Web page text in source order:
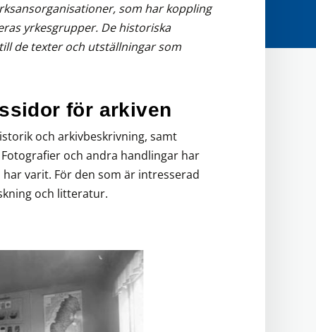
som har koppling
yrkesgrupper. De historiska
de texter och utställningar som
för arkiven
och arkivbeskrivning, samt
och andra handlingar har
varit. För den som är intresserad
och litteratur.